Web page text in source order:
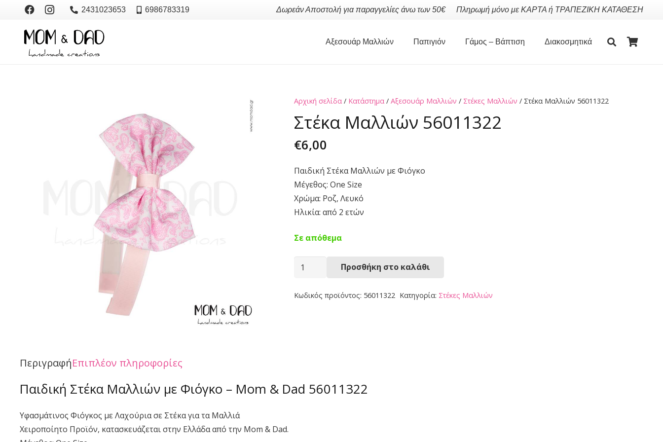
2431023653 6986783319 Δωρεάν Αποστολή για παραγγελίες άνω των 50€ Πληρωμή μόνο με ΚΑΡΤΑ ή ΤΡΑΠΕΖΙΚΗ ΚΑΤΑΘΕΣΗ
Αξεσουάρ Μαλλιών Παπιγιόν Γάμος – Βάπτιση Διακοσμητικά
Αρχική σελίδα / Κατάστημα /Αξεσουάρ Μαλλιών / Στέκες Μαλλιών / Στέκα Μαλλιών 56011322
Στέκα Μαλλιών 56011322
€6,00
Παιδική Στέκα Μαλλιών με Φιόγκο
Μέγεθος: One Size
Χρώμα: Ροζ, Λευκό
Ηλικία: από 2 ετών
Σε απόθεμα
Στέκα
56011322
Προσθήκη στο καλάθι
Κωδικός προϊόντος: 56011322 Κατηγορία: Στέκες Μαλλιών
ΠεριγραφήΕπιπλέον πληροφορίες
Παιδική Στέκα Μαλλιών με Φιόγκο – Mom & Dad 56011322
Υφασμάτινος Φιόγκος με Λαχούρια σε Στέκα για τα Μαλλιά
Χειροποίητο Προϊόν, κατασκευάζεται στην Ελλάδα από την Mom & Dad.